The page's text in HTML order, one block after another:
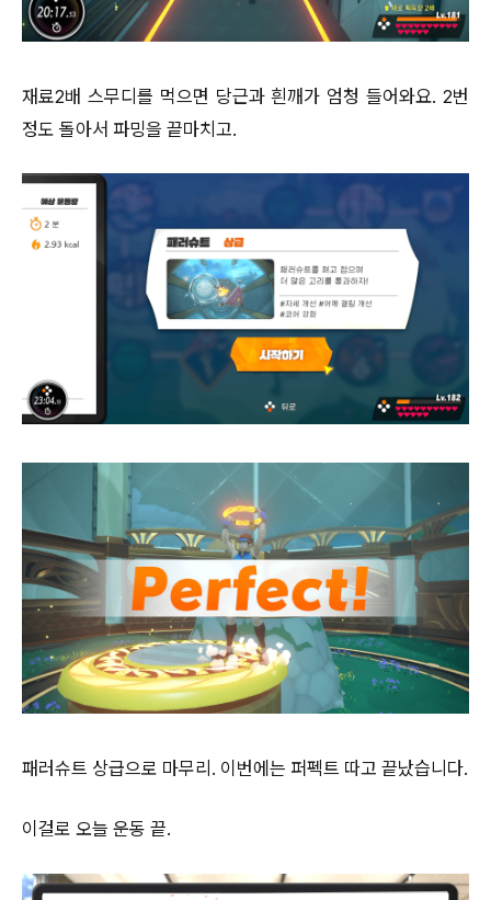
재료2배 스무디를 먹으면 당근과 흰깨가 엄청 들어와요. 2번
정도 돌아서 파밍을 끝마치고.
패러슈트 상급으로 마무리. 이번에는 퍼펙트 따고 끝났습니다.
이걸로 오늘 운동 끝.